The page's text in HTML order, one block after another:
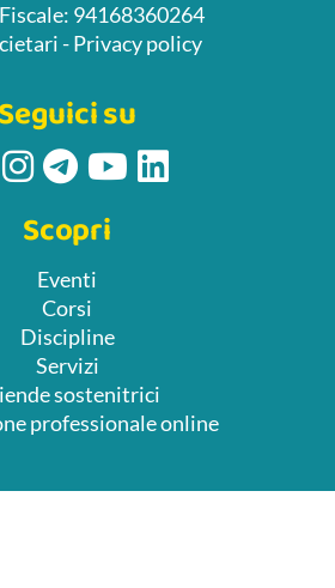
94168360264
-Privacy policy
Seguici su
Scopri
Eventi
Corsi
Discipline
Servizi
sostenitrici
professionale online